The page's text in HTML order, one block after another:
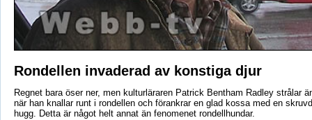
Rondellen invaderad av konstiga djur
Regnet bara öser ner, men kulturläraren Patrick Bentham Radley strålar
när han knallar runt i rondellen och förankrar en glad kossa med en
hugg. Detta är något helt annat än fenomenet rondellhundar.